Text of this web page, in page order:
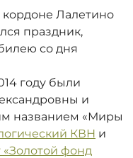
Лалетино
праздник,
со дня
году были
и
названием «Миры
КВН и
«Золотой фонд